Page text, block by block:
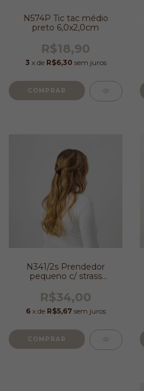
N574P Tic tac médio
preto 6,0x2,0cm
R$18,90
3 x de R$6,30 sem juros
N341/2s Prendedor
pequeno c/ strass
R$34,00
6 x de R$5,67 sem juros